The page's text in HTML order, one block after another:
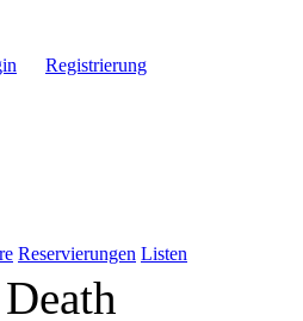
Registrierung